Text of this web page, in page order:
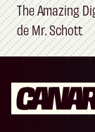
The Amazing
de Mr. Schott